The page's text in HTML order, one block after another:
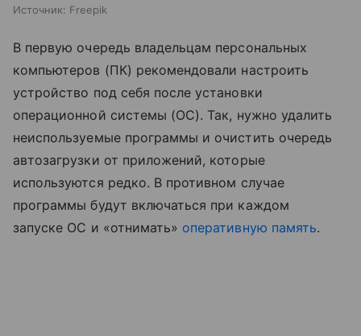
Источник: Freepik
В первую очередь владельцам персональных
компьютеров (ПК) рекомендовали настроить
устройство под себя после установки
операционной системы (ОС). Так, нужно удалить
неиспользуемые программы и очистить очередь
автозагрузки от приложений, которые
используются редко. В противном случае
программы будут включаться при каждом
запуске ОС и «отнимать» оперативную память.